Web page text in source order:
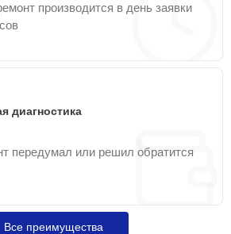
производится в день заявки
диагностика
передумал или решил обратится
Все преимущества